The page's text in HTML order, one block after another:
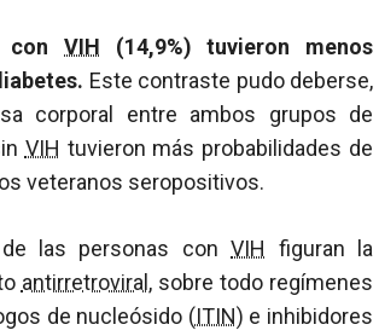
con VIH (14,9%) tuvieron menos
Este contraste pudo deberse,
corporal entre ambos grupos de
VIH tuvieron más probabilidades de
veteranos seropositivos.
las personas conVIH
figuran la
antirretroviral , sobre todo regímenes
de nucleósido (ITIN) e inhibidores